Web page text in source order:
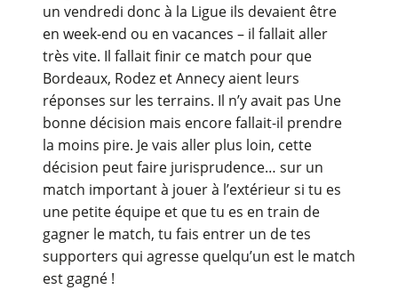
un vendredi donc à la Ligue ils devaient être
en week-end ou en vacances – il fallait aller
très vite. Il fallait finir ce match pour que
Bordeaux, Rodez et Annecy aient leurs
réponses sur les terrains. Il n’y avait pas Une
bonne décision mais encore fallait-il prendre
la moins pire. Je vais aller plus loin, cette
décision peut faire jurisprudence… sur un
match important à jouer à l’extérieur si tu es
une petite équipe et que tu es en train de
gagner le match, tu fais entrer un de tes
supporters qui agresse quelqu’un est le match
est gagné !